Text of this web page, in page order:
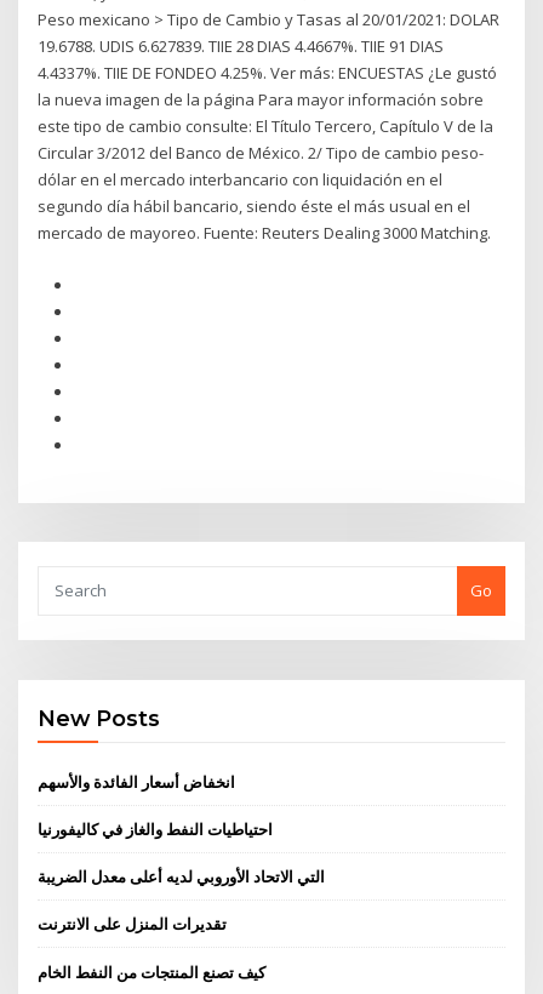
Peso mexicano > Tipo de Cambio y Tasas al 20/01/2021: DOLAR
19.6788. UDIS 6.627839. TIIE 28 DIAS 4.4667%. TIIE 91 DIAS
4.4337%. TIIE DE FONDEO 4.25%. Ver más: ENCUESTAS ¿Le gustó
la nueva imagen de la página Para mayor información sobre
este tipo de cambio consulte: El Título Tercero, Capítulo V de la
Circular 3/2012 del Banco de México. 2/ Tipo de cambio peso-
dólar en el mercado interbancario con liquidación en el
segundo día hábil bancario, siendo éste el más usual en el
mercado de mayoreo. Fuente: Reuters Dealing 3000 Matching.
Go
New Posts
انخفاض أسعار الفائدة والأسهم
احتياطيات النفط والغاز في كاليفورنيا
التي الاتحاد الأوروبي لديه أعلى معدل الضريبة
تقديرات المنزل على الانترنت
كيف تصنع المنتجات من النفط الخام